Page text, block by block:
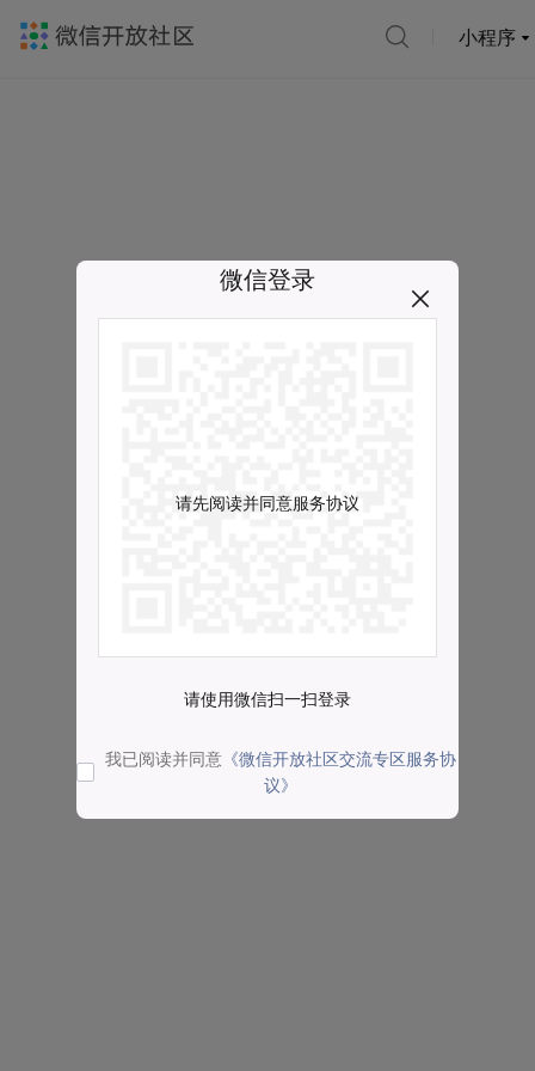
小程序
微信登录
请先阅读并同意服务协议
请使用微信扫一扫登录
我已阅读并同意 《微信开放社区交流专区服务协
议》